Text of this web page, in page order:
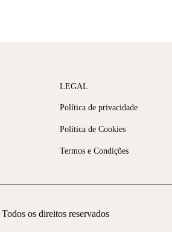
LEGAL
Política de privacidade
Política de Cookies
Termos e Condições
Todos os direitos reservados